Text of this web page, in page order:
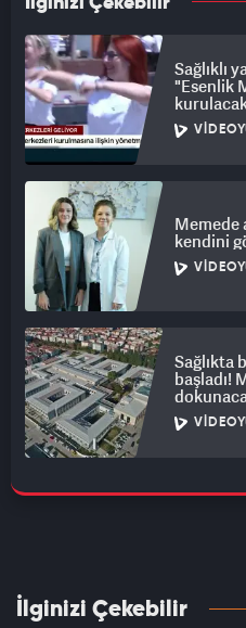
Sağlıklı
"Esenlik
Memede
kendini
Sağlıkta
başladı!
İlginizi Çekebilir